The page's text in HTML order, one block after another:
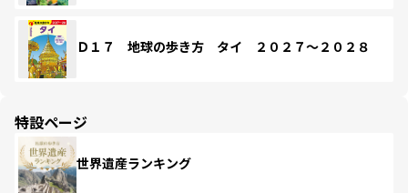
Ｄ１７ 地球の歩き方 タイ ２０２７～２０２８
特設ページ
世界遺産ランキング